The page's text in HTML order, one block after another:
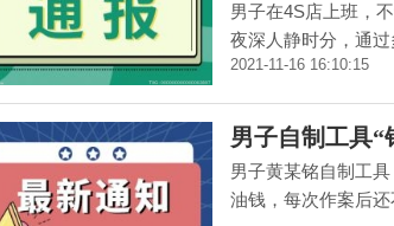
男子在4S店上班，
夜深人静时分，通
2021-11-16 16:10:15
男子自制工具“
男子黄某铭自制工
油钱，每次作案后